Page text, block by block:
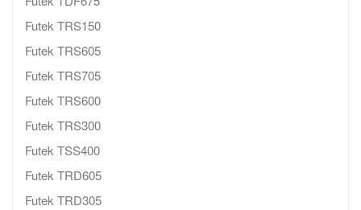
Futek TRS150
Futek TRS605
Futek TRS705
Futek TRS600
Futek TRS300
Futek TSS400
Futek TRD605
Futek TRD305